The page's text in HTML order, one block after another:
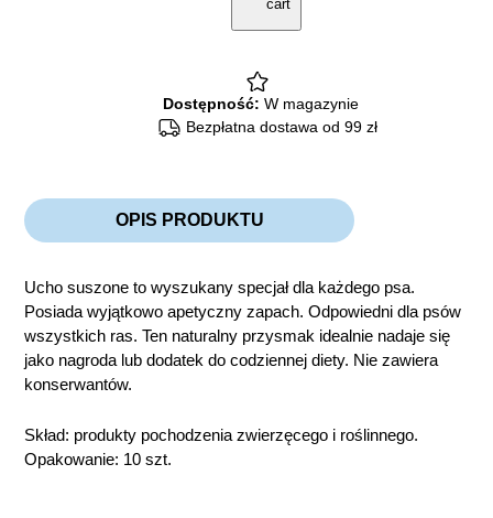
10szt.
quantity
cart
Dostępność: W magazynie
Bezpłatna dostawa od 99 zł
OPIS PRODUKTU
Ucho suszone to wyszukany specjał dla każdego psa.
Posiada wyjątkowo apetyczny zapach. Odpowiedni dla psów
wszystkich ras.Ten naturalny przysmak idealnie nadaje się
jako nagroda lub dodatek do codziennej diety. Nie zawiera
konserwantów.
Skład: produkty pochodzenia zwierzęcego i roślinnego.
Opakowanie: 10 szt.